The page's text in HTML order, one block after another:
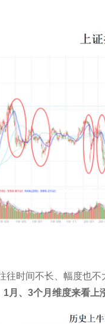
时间不长、幅度也
月、3个月维度来看上